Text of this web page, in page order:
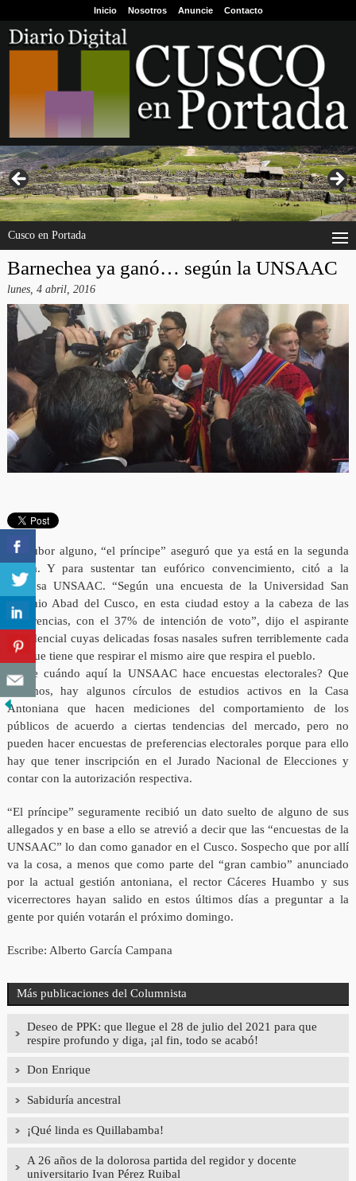
Inicio Nosotros Anuncie Contacto
Cusco en Portada
Barnechea ya ganó… según la UNSAAC
lunes, 4 abril, 2016
Sin rubor alguno, “el príncipe” aseguró que ya está en la segunda
vuelta. Y para sustentar tan eufórico convencimiento, citó a la
gloriosa UNSAAC. “Según una encuesta de la Universidad San
Antonio Abad del Cusco, en esta ciudad estoy a la cabeza de las
preferencias, con el 37% de intención de voto”, dijo el aspirante
presidencial cuyas delicadas fosas nasales sufren terriblemente cada
vez que tiene que respirar el mismo aire que respira el pueblo.
¿Y de cuándo aquí la UNSAAC hace encuestas electorales? Que
sepamos, hay algunos círculos de estudios activos en la Casa
Antoniana que hacen mediciones del comportamiento de los
públicos de acuerdo a ciertas tendencias del mercado, pero no
pueden hacer encuestas de preferencias electorales porque para ello
hay que tener inscripción en el Jurado Nacional de Elecciones y
contar con la autorización respectiva.
“El príncipe” seguramente recibió un dato suelto de alguno de sus
allegados y en base a ello se atrevió a decir que las “encuestas de la
UNSAAC” lo dan como ganador en el Cusco. Sospecho que por allí
va la cosa, a menos que como parte del “gran cambio” anunciado
por la actual gestión antoniana, el rector Cáceres Huambo y sus
vicerrectores hayan salido en estos últimos días a preguntar a la
gente por quién votarán el próximo domingo.
Escribe: Alberto García Campana
Más publicaciones del Columnista
Deseo de PPK: que llegue el 28 de julio del 2021 para que
respire profundo y diga, ¡al fin, todo se acabó!
Don Enrique
Sabiduría ancestral
¡Qué linda es Quillabamba!
A 26 años de la dolorosa partida del regidor y docente
universitario Ivan Pérez Ruibal